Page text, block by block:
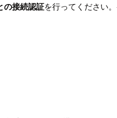
接続認証を行ってください